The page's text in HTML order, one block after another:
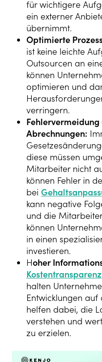
für wichtigere
ein externer
übernimmt.
Optimierte
ist keine leichte
Outsourcen an
können
optimieren und
verringern.
Abrechnungen:
diese müssen
Mitarbeiter nicht
können Fehler in
bei
kann negative
und die
können
in einen
investieren.
Hoher
Kostentransparenz
halten
Entwicklungen
helfen dabei, die
verstehen und
zu erzielen.